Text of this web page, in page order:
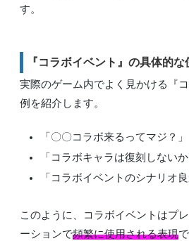
す。
『コラボイベント』の具体的な
実際のゲーム内でよく見かける『
例を紹介します。
「〇〇コラボ来るってマジ？」
「コラボキャラは復刻しない
「コラボイベントのシナリオ良
このように、コラボイベントはプ
ーションで頻繁に使用される表現